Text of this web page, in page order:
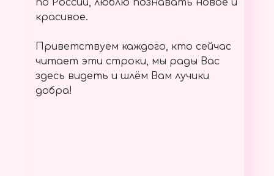
по России, люблю познавать новое и
красивое.
Приветствуем каждого, кто сейчас
читает эти строки, мы рады Вас
здесь видеть и шлём Вам лучики
добра!